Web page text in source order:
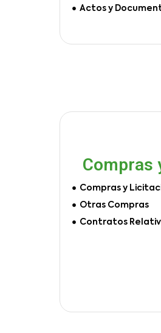
Actos y
Compras
Compras y
Otras Compras
Contratos